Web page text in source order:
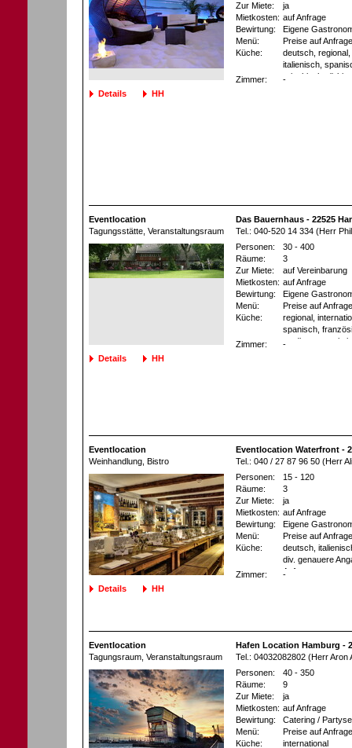
Details HH
Zur Miete:
ja
Mietkosten: auf Anfrage
Bewirtung:
Eigene
Menü:
Preise auf Anfrage
Küche:
deutsch,
italienisch,
griechisch,
Zimmer: -
Eventlocation
Tagungsstätte , Veranstaltungsraum
Das Bauernhaus - 22525
Tel.: 040-520 14 334 (Herr
Details HH
Personen:
30 - 400
Räume:
3
Zur Miete:
auf Vereinbarung
Mietkosten: auf Anfrage
Bewirtung:
Eigene
Menü:
Preise auf Anfrage
Küche:
regional,
spanisch,
mediterran,
Zimmer: -
Eventlocation
Weinhandlung , Bistro
Eventlocation Waterfront -
Tel.: 040 / 27 87 96 50 (Herr
Details HH
Personen:
15 - 120
Räume:
3
Zur Miete:
ja
Mietkosten: auf Anfrage
Bewirtung:
Eigene
Menü:
Preise auf Anfrage
Küche:
deutsch,
div. genauere
Anfrage
Zimmer: -
Eventlocation
Tagungsraum , Veranstaltungsraum
Hafen Location Hamburg -
Tel.: 04032082802 (Herr Aron
Personen:
40 - 350
Räume:
9
Zur Miete:
ja
Mietkosten: auf Anfrage
Bewirtung:
Catering /
Menü:
Preise auf Anfrage
Küche:
international